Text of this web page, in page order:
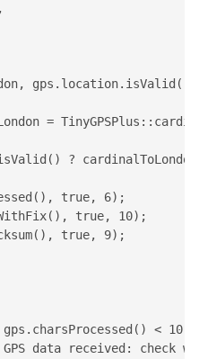
= TinyGPSPlus
?
true, 6);
true, 10);
true, 9);
< 10)
data received: check